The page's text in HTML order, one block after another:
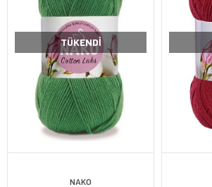
TÜKENDI
NAKO